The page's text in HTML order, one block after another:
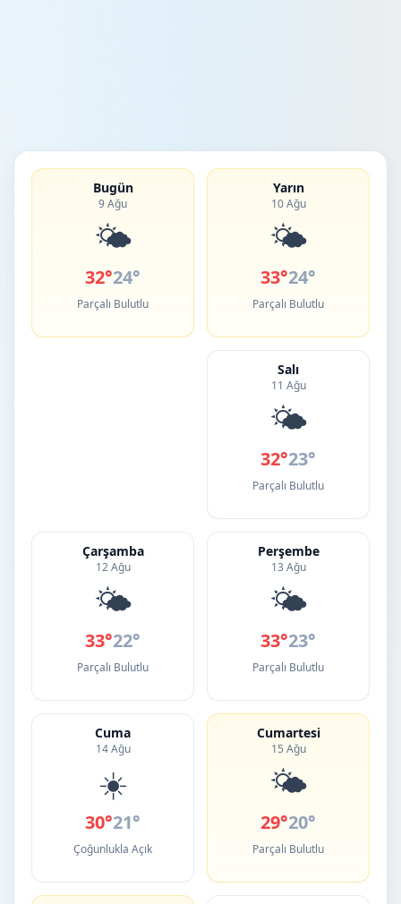
Bugün
9 Ağu
🌤️
32°24°
Parçalı Bulutlu
Yarın
10 Ağu
🌤️
33°24°
Parçalı Bulutlu
Salı
11 Ağu
🌤️
32°23°
Parçalı Bulutlu
Çarşamba
12 Ağu
🌤️
33°22°
Parçalı Bulutlu
Perşembe
13 Ağu
🌤️
33°23°
Parçalı Bulutlu
Cuma
14 Ağu
☀️
30°21°
Çoğunlukla Açık
Cumartesi
15 Ağu
🌤️
29°20°
Parçalı Bulutlu